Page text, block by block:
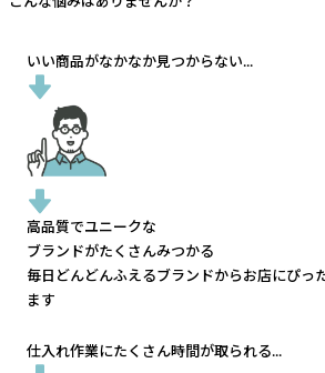
いい商品がなかなか見つからない...
高品質でユニークな
ブランドがたくさんみつかる
毎日どんどんふえるブランドからお店にぴっ
ます
仕入れ作業にたくさん時間が取られる...